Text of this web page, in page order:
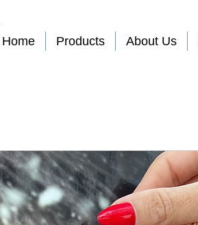
Home Products About Us